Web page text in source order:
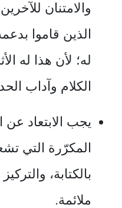
والامتنان
الذين قاموا
له؛ لأن هذا له
الكلام وآداب
يجب الابتعاد عن
المكرّرة التي
بالكتابة،
ملائمة.